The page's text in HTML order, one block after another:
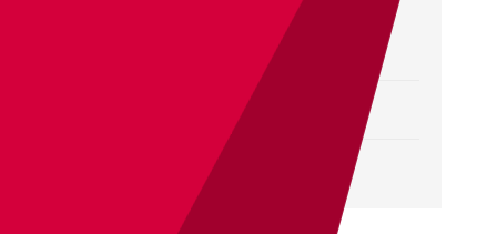
ダイヤモンドは砕けない～メイン
il vento d’oro
Theme of Stone Ocean